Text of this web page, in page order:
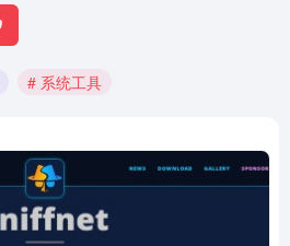
# 系统工具